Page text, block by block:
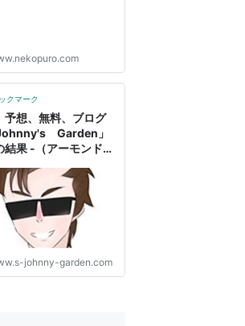
クマーク
予想、無料、ブログ
Garden」
結果 -（アーモンドア
アルテミス S】馬連
、3連複 21.7倍【フル
イン C】馬連 7.2倍、
49.1倍【古都 S】馬連
3連複 17.1倍的中
賞・秋】3連単 41.3
イド 1.8倍【カシオペ
johnny-garden.com